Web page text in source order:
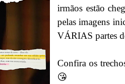
irmãos estão
pelas imagens
VÁRIAS partes
Confira os
😘